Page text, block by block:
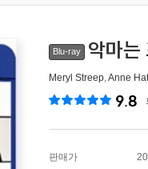
Blu-ray 악마는
Meryl Streep,Anne
9.8
판매가